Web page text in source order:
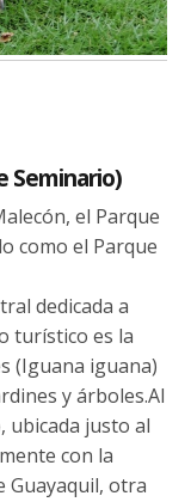
Seminario)
el Parque
como el Parque
dedicada a
turístico es la
(Iguana iguana)
y árboles.Al
ubicada justo al
con la
Guayaquil, otra